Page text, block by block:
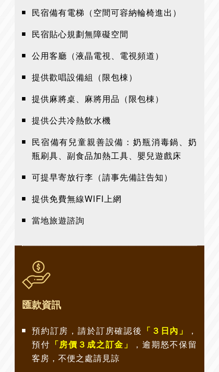
民宿備有電梯（空間可容納輪椅進出）
民宿貼心規劃無障礙空間
公用客廳（液晶電視、電視頻道）
提供歡唱設備組（限包棟）
提供麻將桌、麻將用品（限包棟）
提供公共冷熱飲水機
民宿備有兒童親善設備：奶瓶消毒鍋、奶
瓶刷具、副食品加熱工具、嬰兒遊戲床
可提早寄放行李（請事先備註告知）
提供免費無線WIFI上網
當地旅遊諮詢
匯款資訊
預約訂房，請於訂房確認後 「３日內」
，
預付 「房價３成之訂金」
，逾期怒不保留
客房，不便之處請見諒